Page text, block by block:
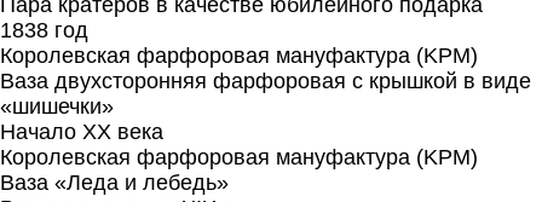
1838 год
Королевская фарфоровая мануфактура (KPM)
Ваза двухсторонняя фарфоровая с крышкой в виде
«шишечки»
Начало XX века
Королевская фарфоровая мануфактура (KPM)
Ваза «Леда и лебедь»